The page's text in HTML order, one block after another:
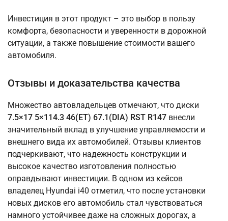
Инвестиция в этот продукт – это выбор в пользу
комфорта, безопасности и уверенности в дорожной
ситуации, а также повышение стоимости вашего
автомобиля.
Отзывы и доказательства качества
Множество автовладельцев отмечают, что диски
7.5×17 5×114.3 46(ET) 67.1(DIA) RST R147 внесли
значительный вклад в улучшение управляемости и
внешнего вида их автомобилей. Отзывы клиентов
подчеркивают, что надежность конструкции и
высокое качество изготовления полностью
оправдывают инвестиции. В одном из кейсов
владелец Hyundai i40 отметил, что после установки
новых дисков его автомобиль стал чувствоваться
намного устойчивее даже на сложных дорогах, а